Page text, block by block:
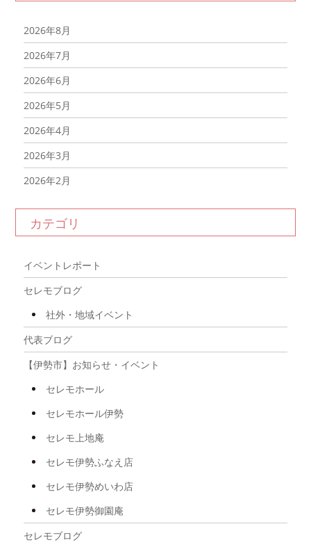
2026年8月
2026年7月
2026年6月
2026年5月
2026年4月
2026年3月
2026年2月
2026年1月
2025年12月
2025年10月
2025年8月
2025年7月
2025年3月
2025年2月
2025年1月
2024年12月
カテゴリ
イベントレポート
セレモブログ
社外・地域イベント
代表ブログ
【伊勢市】お知らせ・イベント
セレモホール
セレモホール伊勢
セレモ上地庵
セレモ伊勢ふなえ店
セレモ伊勢めいわ店
セレモ伊勢御園庵
セレモブログ